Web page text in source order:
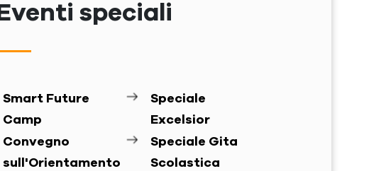
Eventi speciali
Smart Future
Camp
Convegno
sull'Orientamento
Speciale
Excelsior
Speciale Gita
Scolastica